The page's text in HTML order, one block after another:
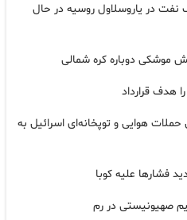
نفت در یاروسلاول روسیه در حال
موشکی دوباره کره شمالی
۸ نفر در پی حملات هوایی و توپخانه‌ای اسرائیل به
فشارها علیه کوبا
صهیونیستی در رم